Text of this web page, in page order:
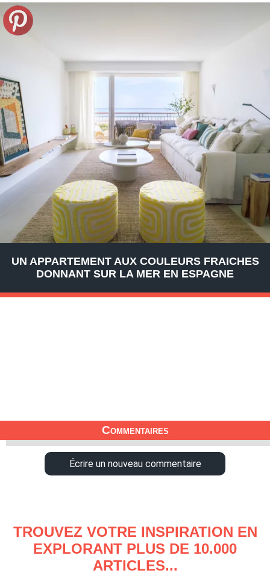
UN APPARTEMENT AUX COULEURS FRAICHES
DONNANT SUR LA MER EN ESPAGNE
Commentaires
Écrire un nouveau commentaire
TROUVEZ VOTRE INSPIRATION EN
EXPLORANT PLUS DE 10.000
ARTICLES...